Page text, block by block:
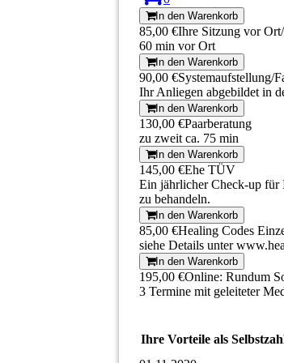
In den Warenkorb
85,00 €Ihre Sitzung vor
60 min vor Ort
In den Warenkorb
90,00 €Systemaufstellung/
Ihr Anliegen abgebildet in
In den Warenkorb
130,00 €Paarberatung
zu zweit ca. 75 min
In den Warenkorb
145,00 €Ehe TÜV
Ein jährlicher Check-up für
zu behandeln.
In den Warenkorb
85,00 €Healing Codes
siehe Details unter
In den Warenkorb
195,00 €Online: Rundum
3 Termine mit geleiteter
Ihre Vorteile als